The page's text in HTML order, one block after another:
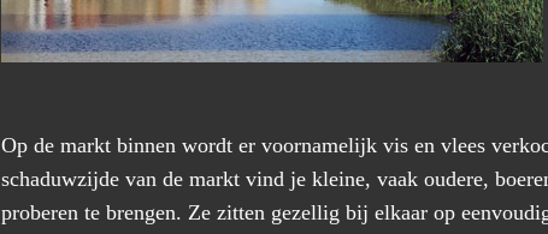
Op de markt binnen wordt er voornamelijk vis en vlees
schaduwzijde van de markt vind je kleine, vaak oudere,
proberen te brengen. Ze zitten gezellig bij elkaar op